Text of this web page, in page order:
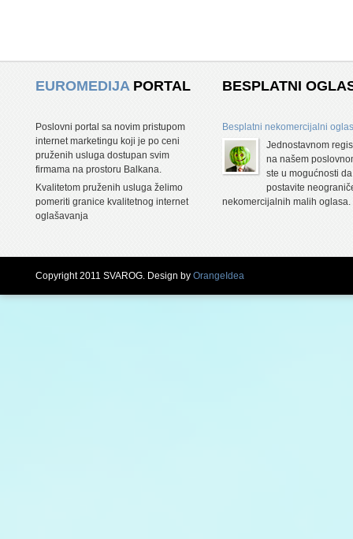
EUROMEDIJAPORTAL
Poslovni portal sa novim pristupom
internet marketingu koji je po ceni
pruženih usluga dostupan svim
firmama na prostoru Balkana.
Kvalitetom pruženih usluga želimo
pomeriti granice kvalitetnog internet
oglašavanja
BESPLATNI
Besplatni nekomercijalni
Jednostavnom
na našem
ste u mogućnosti da
postavite
nekomercijalnih malih oglasa.
Copyright 2011 SVAROG. Design by OrangeIdea